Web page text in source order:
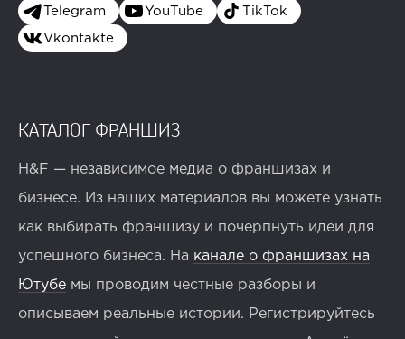
Telegram YouTube TikTok
Vkontakte
КАТАЛОГ ФРАНШИЗ
H&F — независимое медиа о франшизах и
бизнесе. Из наших материалов вы можете узнать
как выбирать франшизу и почерпнуть идеи для
успешного бизнеса. На канале о франшизах на
Ютубе мы проводим честные разборы и
описываем реальные истории. Регистрируйтесь